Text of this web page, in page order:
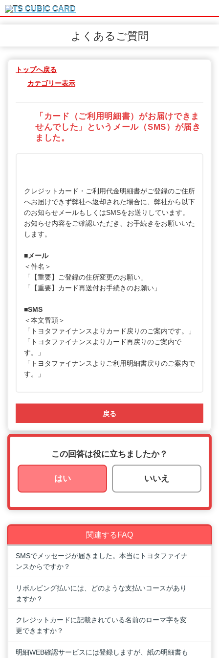
よくあるご質問
トップへ戻る
カテゴリー表示
「カード（ご利用明細書）がお届けできま
せんでした」というメール（SMS）が届き
ました。
クレジットカード・ご利用代金明細書がご登録のご住所
へお届けできず弊社へ返却された場合に、弊社から以下
のお知らせメールもしくはSMSをお送りしています。
お知らせ内容をご確認いただき、お手続きをお願いいた
します。
■メール
＜件名＞
「【重要】ご登録の住所変更のお願い」
「【重要】カード再送付お手続きのお願い」
■SMS
＜本文冒頭＞
「トヨタファイナンスよりカード戻りのご案内です。」
「トヨタファイナンスよりカード再戻りのご案内で
す。」
「トヨタファイナンスよりご利用明細書戻りのご案内で
す。」
戻る
この回答は役に立ちましたか？
はい いいえ
関連するFAQ
SMSでメッセージが届きました。本当にトヨタファイナ
ンスからですか？
リボルビング払いには、どのような支払いコースがあり
ますか？
クレジットカードに記載されている名前のローマ字を変
更できますか？
明細WEB確認サービスには登録しますが、紙の明細書も